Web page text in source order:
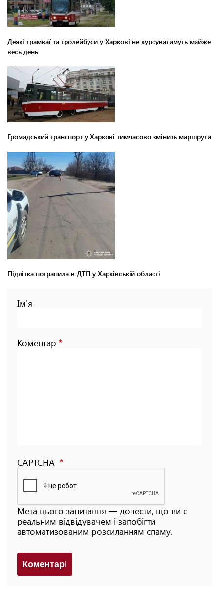
Деякі трамваї та тролейбуси у Харкові не курсуватимуть майже
весь день
Громадський транспорт у Харкові тимчасово змінить маршрути
Підлітка потрапила в ДТП у Харківській області
Ім'я
Коментар
CAPTCHA
Мета цього запитання — довести, що ви є
реальним відвідувачем і запобігти
автоматизованим розсиланням спаму.
Коментарi